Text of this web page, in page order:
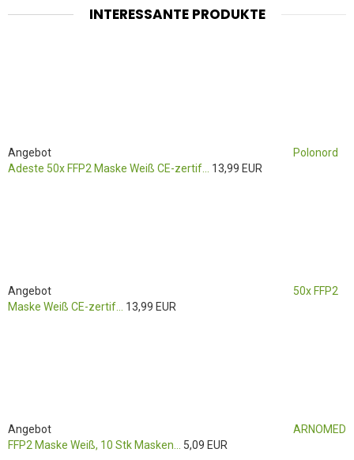
INTERESSANTE PRODUKTE
Angebot
Polonord
Adeste 50x FFP2 Maske Weiß CE-zertif...
13,99 EUR
Angebot
50x FFP2
Maske Weiß CE-zertif...
13,99 EUR
Angebot
ARNOMED
FFP2 Maske Weiß, 10 Stk Masken...
5,09 EUR